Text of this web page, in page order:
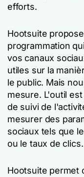
efforts.
Hootsuite
programmation
vos canaux
utiles sur la
le public. Mais
mesure. L'outil
de suivi de
mesurer des
sociaux tels que
ou le taux de clics.
Hootsuite permet